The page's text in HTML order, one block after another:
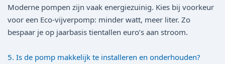
Moderne pompen zijn vaak energiezuinig. Kies bij voorkeur
voor een Eco-vijverpomp: minder watt, meer liter. Zo
bespaar je op jaarbasis tientallen euro’s aan stroom.
5. Is de pomp makkelijk te installeren en onderhouden?